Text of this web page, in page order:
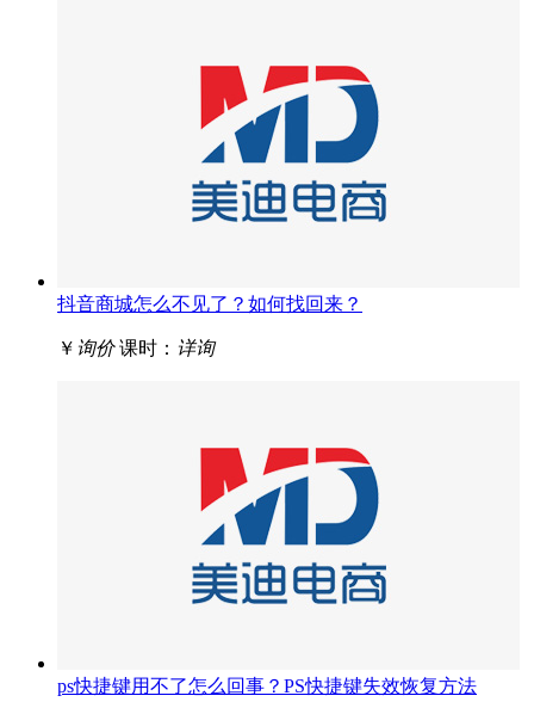
抖音商城怎么不见了？如何找回来？
￥ 询价 课时： 详询
ps快捷键用不了怎么回事？PS快捷键失效恢复方法